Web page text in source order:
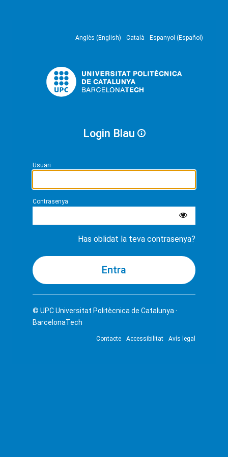
Anglès (English) Català Espanyol (Español)
Login Blau
Usuari
Contrasenya
Has oblidat la teva contrasenya?
© UPCUniversitat Politècnica de Catalunya ·
BarcelonaTech
Contacte Accessibilitat Avís legal